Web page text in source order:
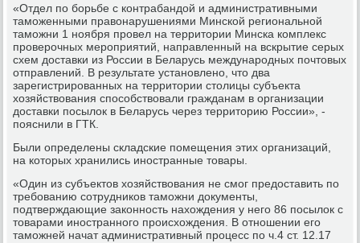
«Отдел по борьбе с контрабандой и административными
таможенными правонарушениями Минской региональной
таможни 1 ноября провел на территории Минска комплекс
проверочных мероприятий, направленный на вскрытие серых
схем доставки из России в Беларусь международных почтовых
отправлений. В результате установлено, что два
зарегистрированных на территории столицы субъекта
хозяйствования способствовали гражданам в организации
доставки посылок в Беларусь через территорию России», -
пояснили в ГТК.
Были определены складские помещения этих организаций,
на которых хранились иностранные товары.
«Один из субъектов хозяйствования не смог предоставить по
требованию сотрудников таможни документы,
подтверждающие законность нахождения у него 86 посылок с
товарами иностранного происхождения. В отношении его
таможней начат административный процесс по ч.4 ст. 12.17